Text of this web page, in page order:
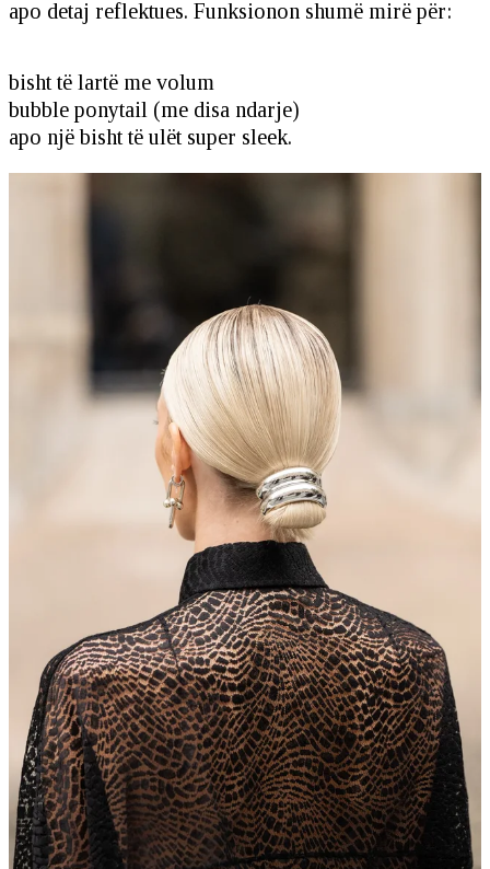
apo detaj reflektues. Funksionon shumë mirë për:
bisht të lartë me volum
bubble ponytail (me disa ndarje)
apo një bisht të ulët super sleek.